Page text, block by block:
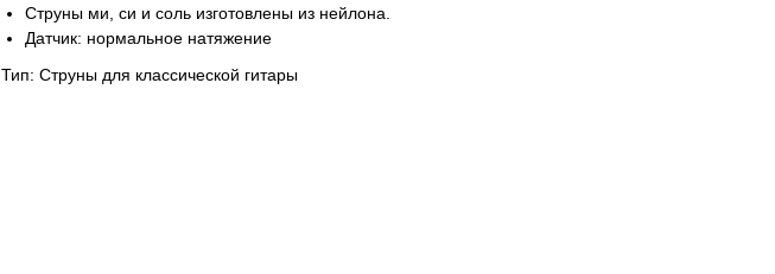
Струны ми, си и соль изготовлены из нейлона.
Датчик: нормальное натяжение
Тип: Струны для классической гитары